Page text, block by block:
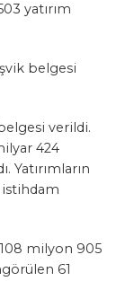
yatırım
belgesi
verildi.
424
Yatırımların
milyon 905
61